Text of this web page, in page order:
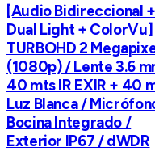
[Audio Bidireccional +
Dual Light + ColorVu]
TURBOHD 2
(1080p) / Lente 3.6
40 mts IR EXIR + 40
Luz Blanca /
Bocina Integrado /
Exterior IP67 / dWDR